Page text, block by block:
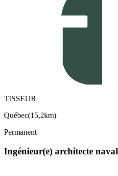
TISSEUR
Québec(15,2km)
Permanent
Ingénieur(e) architecte naval